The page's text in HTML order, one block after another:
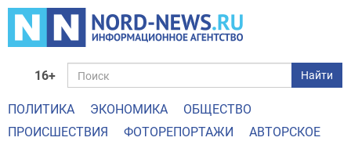
16+ Найти
ПОЛИТИКА ЭКОНОМИКА
ОБЩЕСТВО
ПРОИСШЕСТВИЯ
ФОТОРЕПОРТАЖИ АВТОРСКОЕ